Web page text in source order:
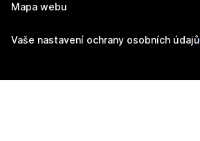
Mapa webu
Vaše nastavení ochrany osobních údajů